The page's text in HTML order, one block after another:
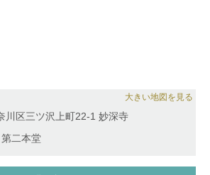
大きい地図を見る
川区三ツ沢上町22-1 妙深寺
二本堂